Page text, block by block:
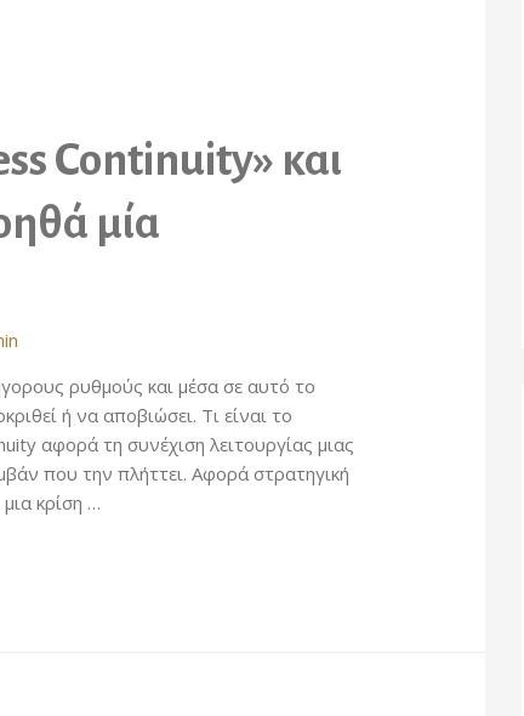
Continuity» και
μία
ρυθμούς και μέσα σε αυτό το
ή να αποβιώσει. Τι είναι το
αφορά τη συνέχιση λειτουργίας μιας
που την πλήττει. Αφορά στρατηγική
κρίση …